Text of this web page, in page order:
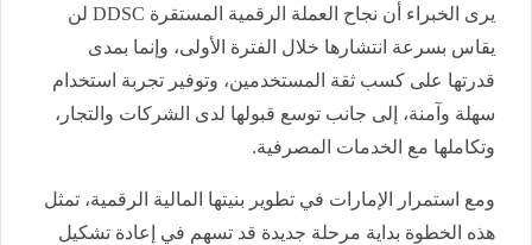
يرى الخبراء أن نجاح العملة الرقمية المستقرة DDSC لن
يقاس بسرعة انتشارها خلال الفترة الأولى، وإنما بمدى
قدرتها على كسب ثقة المستخدمين، وتوفير تجربة استخدام
سهلة وآمنة، إلى جانب توسع قبولها لدى الشركات والتجار،
وتكاملها مع الخدمات المصرفية.
ومع استمرار الإمارات في تطوير بنيتها المالية الرقمية، تمثل
هذه الخطوة بداية مرحلة جديدة قد تسهم في إعادة تشكيل